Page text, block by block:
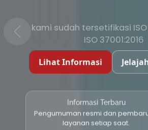
ISO 37001:2016
Lihat Informasi
Informasi Terbaru
Pengumuman resmi dan
layanan setiap saat.